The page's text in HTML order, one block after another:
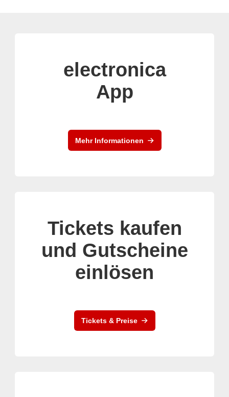
electronica
App
Mehr Informationen
Tickets kaufen
und Gutscheine
einlösen
Tickets & Preise